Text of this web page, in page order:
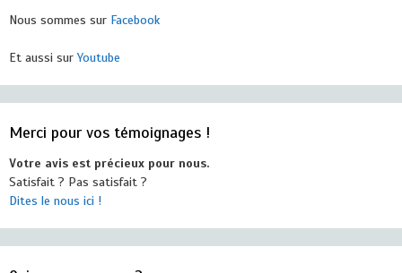
Nous sommes sur Facebook
Et aussi surYoutube
Merci pour vos témoignages !
Votre avis est précieux pour nous.
Satisfait ? Pas satisfait ?
Dites le nous ici !